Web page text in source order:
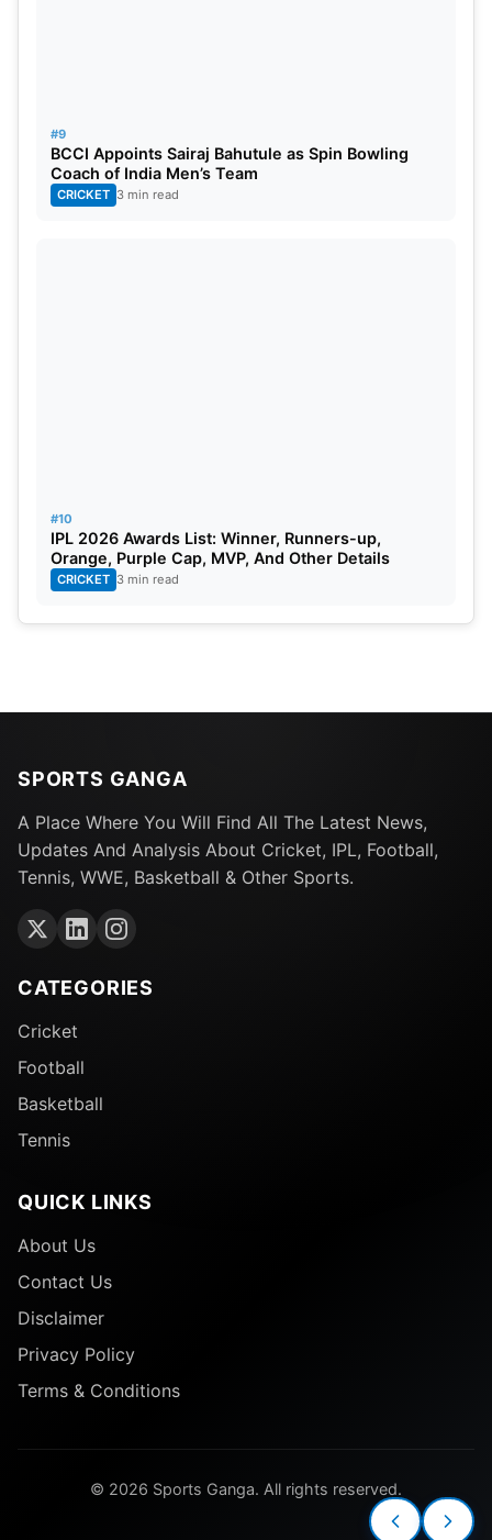
#9
BCCI Appoints Sairaj Bahutule as Spin Bowling
Coach of India Men’s Team
CRICKET 3 min read
#10
IPL 2026 Awards List: Winner, Runners-up,
Orange, Purple Cap, MVP, And Other Details
CRICKET 3 min read
SPORTS GANGA
A Place Where You Will Find All The Latest News,
Updates And Analysis About Cricket, IPL, Football,
Tennis, WWE, Basketball & Other Sports.
CATEGORIES
Cricket
Football
Basketball
Tennis
QUICK LINKS
About Us
Contact Us
Disclaimer
Privacy Policy
Terms & Conditions
© 2026 Sports Ganga. All rights reserved.